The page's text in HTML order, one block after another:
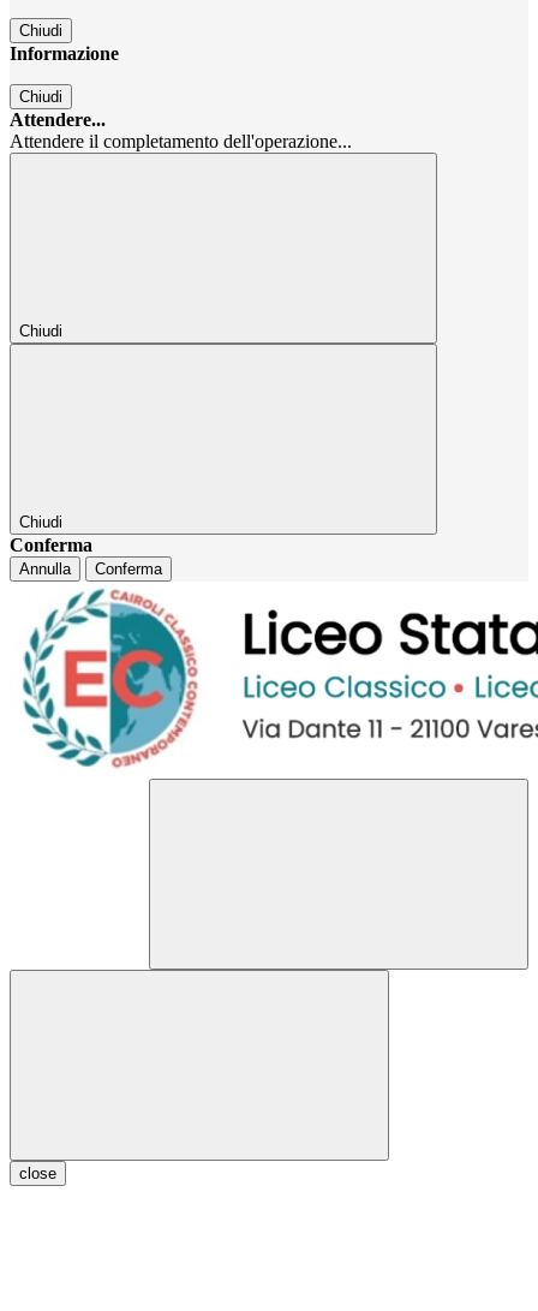
Chiudi
Informazione
Chiudi
Attendere...
Attendere il completamento dell'operazione...
Chiudi
Chiudi
Conferma
Annulla Conferma
close